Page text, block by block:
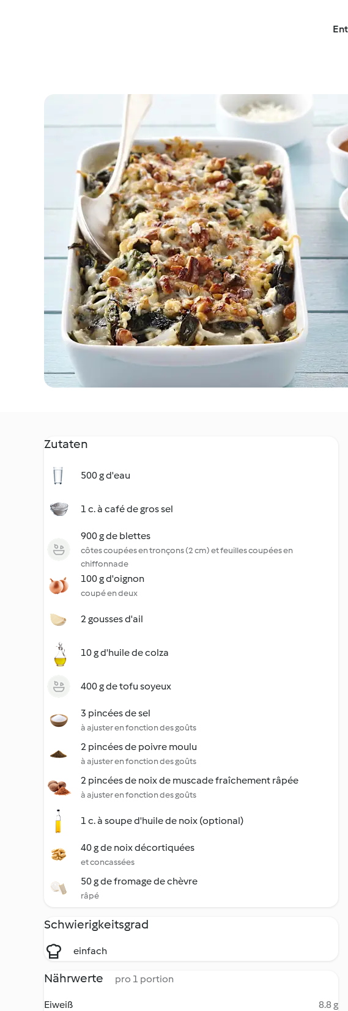
Zutaten
500 g d'eau
1 c. à café de gros sel
900 g de blettes
côtes coupées en tronçons (2 cm) et feuilles coupées en
chiffonnade
100 g d'oignon
coupé en deux
2 gousses d'ail
10 g d'huile de colza
400 g de tofu soyeux
3 pincées de sel
à ajuster en fonction des goûts
2 pincées de poivre moulu
à ajuster en fonction des goûts
2 pincées de noix de muscade fraîchement râpée
à ajuster en fonction des goûts
1 c. à soupe d'huile de noix (optional)
40 g de noix décortiquées
et concassées
50 g de fromage de chèvre
râpé
Schwierigkeitsgrad
einfach
Nährwerte pro 1 portion
Eiweiß
8.8 g